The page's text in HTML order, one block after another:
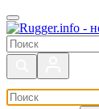
Поиск по сайту